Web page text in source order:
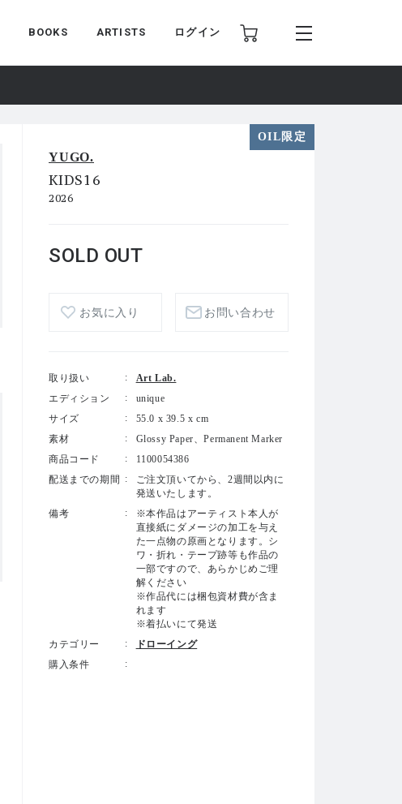
BOOKS ARTISTS ログイン
OIL限定
YUGO.
KIDS16
2026
SOLD OUT
お気に入り お問い合わせ
取り扱い
Art Lab.
エディション
unique
サイズ
55.0 x 39.5 x cm
素材
Glossy Paper、Permanent Marker
商品コード
1100054386
配送までの期間
ご注文頂いてから、2週間以内に
発送いたします。
備考
※本作品はアーティスト本人が
直接紙にダメージの加工を与え
た一点物の原画となります。シ
ワ・折れ・テープ跡等も作品の
一部ですので、あらかじめご理
解ください
※作品代には梱包資材費が含ま
れます
※着払いにて発送
カテゴリー
ドローイング
購入条件